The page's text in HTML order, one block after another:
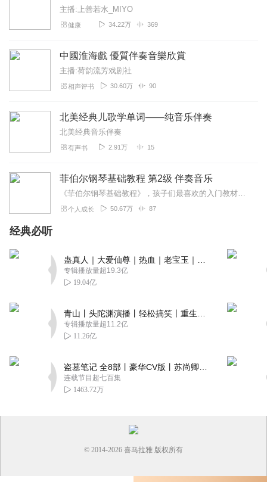
主播:上善若水_MIYO
健康 34.22万 369
中國淮海戲 優質伴奏音樂欣賞
主播:荷韵流芳戏剧社
相声评书 30.60万 90
北美经典儿歌学单词——纯音乐伴奏
北美经典音乐伴奏
有声书 2.91万 15
菲伯尔钢琴基础教程 第2级 伴奏音乐
《菲伯尔钢琴基础教程》，孩子们最喜欢的入门教材。本音乐只提供给购买过正版教材的“徐飞音乐舞蹈学校”的内部学员练琴使用，由CD转换成MP3格式...
个人成长 50.67万 87
经典必听
专辑播放量超19.3亿
19.04亿
专辑播放量超11.2亿
11.26亿
连载节目超七百集
1463.72万
© 2014-2026 喜马拉雅 版权所有